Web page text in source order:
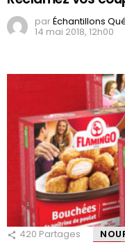
parÉchantillons
14 mai 2018, 12h00
420 Partages